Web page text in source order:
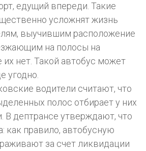
едущий впереди. Такие
усложнят жизнь
выучившим расположение
на полосы на
их нет. Такой автобус может
угодно.
водители считают, что
полос отбирает у них
В дептрансе утверждают, что
как правило, автобусную
за счет ликвидации